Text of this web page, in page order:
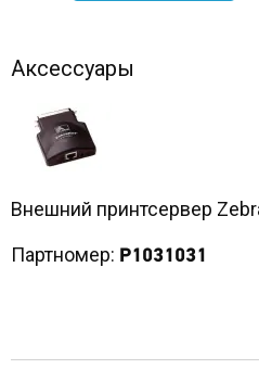
Аксессуары
Внешний принтсервер
Партномер: P1031031